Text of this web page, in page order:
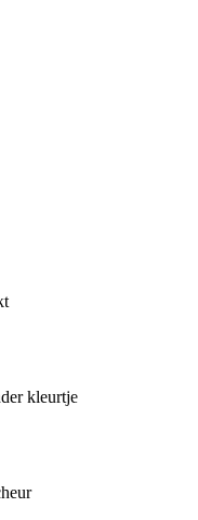
kleurtje